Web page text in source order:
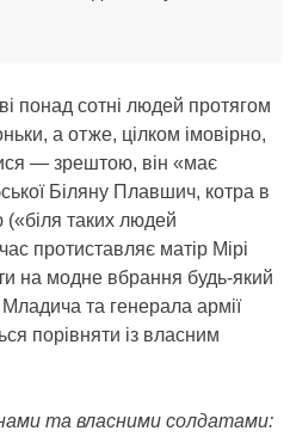
понад сотні людей протягом
а отже, цілком імовірно,
— зрештою, він «має
Біляну Плавшич, котра в
(«біля таких людей
протиставляє матір Мірі
на модне вбрання будь-який
та генерала армії
порівняти із власним
та власними солдатами: